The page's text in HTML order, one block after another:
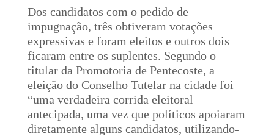
Dos candidatos com o pedido de
impugnação, três obtiveram votações
expressivas e foram eleitos e outros dois
ficaram entre os suplentes. Segundo o
titular da Promotoria de Pentecoste, a
eleição do Conselho Tutelar na cidade foi
“uma verdadeira corrida eleitoral
antecipada, uma vez que políticos apoiaram
diretamente alguns candidatos, utilizando-